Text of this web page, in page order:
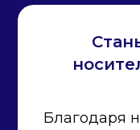
Благодаря